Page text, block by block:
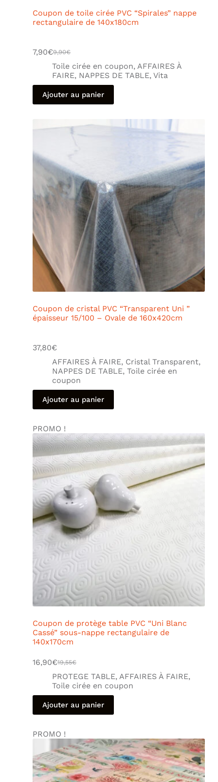
Coupon de toile cirée PVC “Spirales” nappe
rectangulaire de 140x180cm
9,90€
7,90€
Toile cirée en coupon, AFFAIRES À
FAIRE, NAPPES DE TABLE, Vita
Ajouter au panier
Coupon de cristal PVC “Transparent Uni ”
épaisseur 15/100 – Ovale de 160x420cm
37,80€
AFFAIRES À FAIRE, Cristal Transparent,
NAPPES DE TABLE, Toile cirée en
coupon
Ajouter au panier
PROMO !
Coupon de protège table PVC “Uni Blanc
Cassé” sous-nappe rectangulaire de
140x170cm
19,55€
16,90€
PROTEGE TABLE, AFFAIRES À FAIRE,
Toile cirée en coupon
Ajouter au panier
PROMO !